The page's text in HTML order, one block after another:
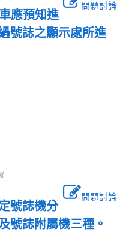
問題討論
應預知進
號誌之顯示處所進
問題討論
號誌機分
號誌附屬機三種。